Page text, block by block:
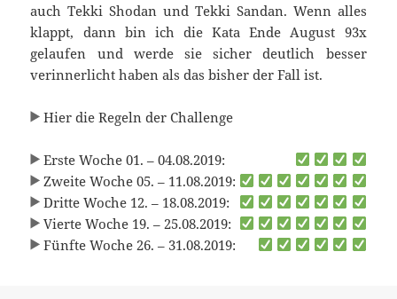
auch Tekki Shodan und Tekki Sandan. Wenn alles
klappt, dann bin ich die Kata Ende August 93x
gelaufen und werde sie sicher deutlich besser
verinnerlicht haben als das bisher der Fall ist.
Hier die Regeln der Challenge
Erste Woche 01. – 04.08.2019:
Zweite Woche 05. – 11.08.2019:
Dritte Woche 12. – 18.08.2019:
Vierte Woche 19. – 25.08.2019:
Fünfte Woche 26. – 31.08.2019: